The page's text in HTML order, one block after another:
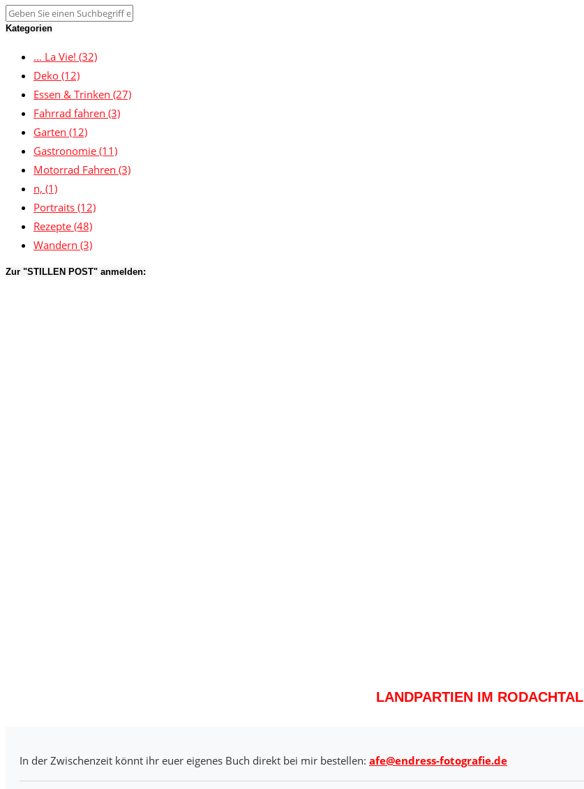
Kategorien
… La Vie! (32)
Deko (12)
Essen & Trinken (27)
Fahrrad fahren (3)
Garten (12)
Gastronomie (11)
Motorrad Fahren (3)
n, (1)
Portraits (12)
Rezepte (48)
Wandern (3)
Zur "STILLEN POST" anmelden:
LANDPARTIEN IM RODACHTAL
In der Zwischenzeit könnt ihr euer eigenes Buch direkt bei mir bestellen: afe@endress-fotografie.de